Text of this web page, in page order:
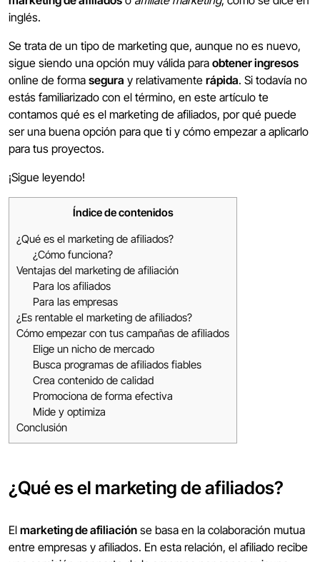
inglés.
Se trata de un tipo de marketing que, aunque no es nuevo,
sigue siendo una opción muy válida para obtener ingresos
online de forma segura y relativamente rápida. Si todavía no
estás familiarizado con el término, en este artículo te
contamos qué es el marketing de afiliados, por qué puede
ser una buena opción para que ti y cómo empezar a aplicarlo
para tus proyectos.
¡Sigue leyendo!
Índice de contenidos
¿Qué es el marketing de afiliados?
¿Cómo funciona?
Ventajas del marketing de afiliación
Para los afiliados
Para las empresas
¿Es rentable el marketing de afiliados?
Cómo empezar con tus campañas de afiliados
Elige un nicho de mercado
Busca programas de afiliados fiables
Crea contenido de calidad
Promociona de forma efectiva
Mide y optimiza
Conclusión
¿Qué es el marketing de afiliados?
El marketing de afiliación se basa en la colaboración mutua
entre empresas y afiliados. En esta relación, el afiliado recibe